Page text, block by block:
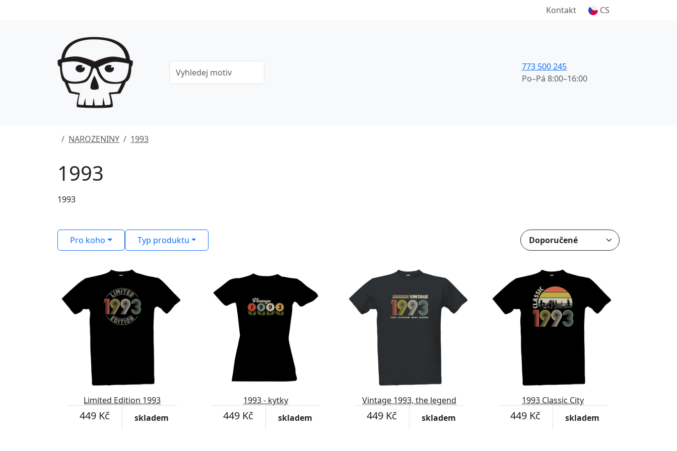
Kontakt CS
773 500 245
Po–Pá 8:00–16:00
NAROZENINY 1993
1993
1993
Pro koho Typ produktu
Limited Edition 1993
449 Kč skladem
1993 - kytky
449 Kč skladem
Vintage 1993, the legend
was born
449 Kč skladem
1993 Classic City
449 Kč skladem